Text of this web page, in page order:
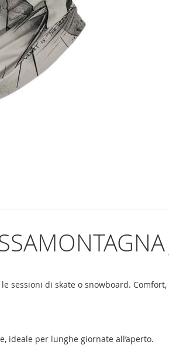
di skate o snowboard.
ideale per lunghe giornate all’aperto.